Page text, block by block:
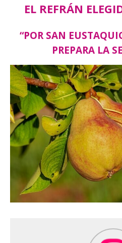
EL REFRÁN
“POR SAN
PREPARA LA